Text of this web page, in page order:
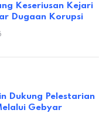
Keseriusan Kejari
Dugaan Korupsi
Dukung Pelestarian
Gebyar